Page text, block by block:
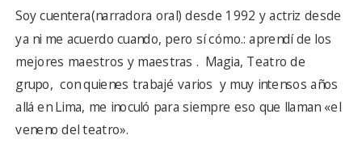
Soy cuentera(narradora oral) desde 1992 y actriz desde
ya ni me acuerdo cuando, pero sí cómo.: aprendí de los
mejores maestros y maestras . Magia, Teatro de
grupo, con quienes trabajé varios y muy intensos años
allá en Lima, me inoculó para siempre eso que llaman «el
veneno del teatro».